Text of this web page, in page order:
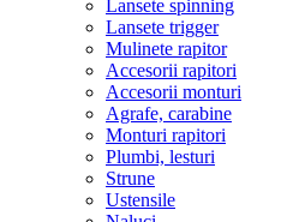
Lansete spinning
Lansete trigger
Mulinete rapitor
Accesorii rapitori
Accesorii monturi
Agrafe, carabine
Monturi rapitori
Plumbi, lesturi
Strune
Ustensile